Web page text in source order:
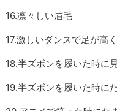
16.凛々しい眉毛
17.激しいダンスで足が高
18.半ズボンを履いた時に
19.半ズボンを履いた時に